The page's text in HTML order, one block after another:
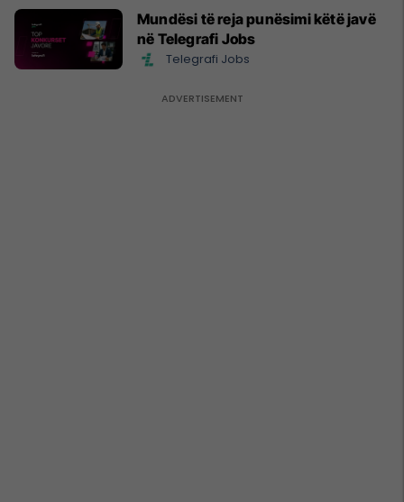
Mundësi të reja punësimi këtë javë
në Telegrafi Jobs
Telegrafi Jobs